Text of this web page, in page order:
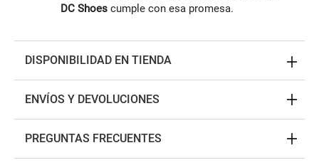
DC Shoes cumple con esa promesa.
DISPONIBILIDAD EN TIENDA
ENVÍOS Y DEVOLUCIONES
PREGUNTAS FRECUENTES